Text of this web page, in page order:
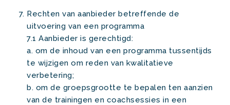
Rechten van aanbieder betreffende de
uitvoering van een programma
7.1 Aanbieder is gerechtigd:
a. om de inhoud van een programma tussentijds
te wijzigen om reden van kwalitatieve
verbetering;
b. om de groepsgrootte te bepalen ten aanzien
van de trainingen en coachsessies in een